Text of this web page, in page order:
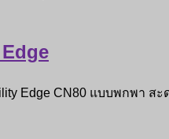
Edge CN80 แบบพกพา